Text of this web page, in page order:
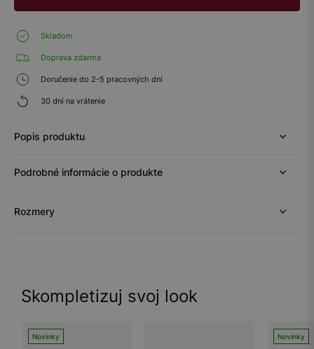
Skladom
Doprava zdarma
Doručenie do 2-5 pracovných dní
30 dní na vrátenie
Popis produktu
Podrobné informácie o produkte
Rozmery
Skompletizuj svoj look
Novinky Novinky